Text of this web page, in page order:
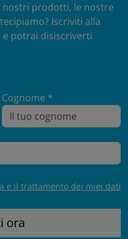
prodotti, le nostre
Iscriviti alla
e potrai disiscriverti
Cognome *
e il trattamento dei miei dati